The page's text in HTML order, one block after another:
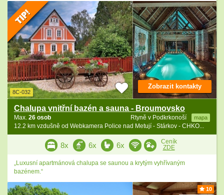
8C-032
Chalupa vnitřní bazén a sauna - Broumovsko
Rtyně v Podkrkonoší mapa
Max. 26 osob
12.2 km vzdušně od Webkamera Police nad Metují - Stárkov - CHKO...
Zobrazit kontakty
8x 6x 6x
Ceník
ZDE
„Luxusní apartmánová chalupa se saunou a krytým vyhřívaným
bazénem.“
10